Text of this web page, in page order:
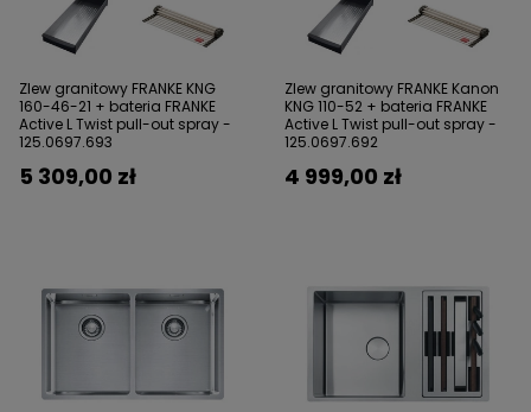
Zlew granitowy FRANKE KNG
160-46-21 + bateria FRANKE
Active L Twist pull-out spray -
125.0697.693
5 309,00 zł
Zlew granitowy FRANKE Kanon
KNG 110-52 + bateria FRANKE
Active L Twist pull-out spray -
125.0697.692
4 999,00 zł